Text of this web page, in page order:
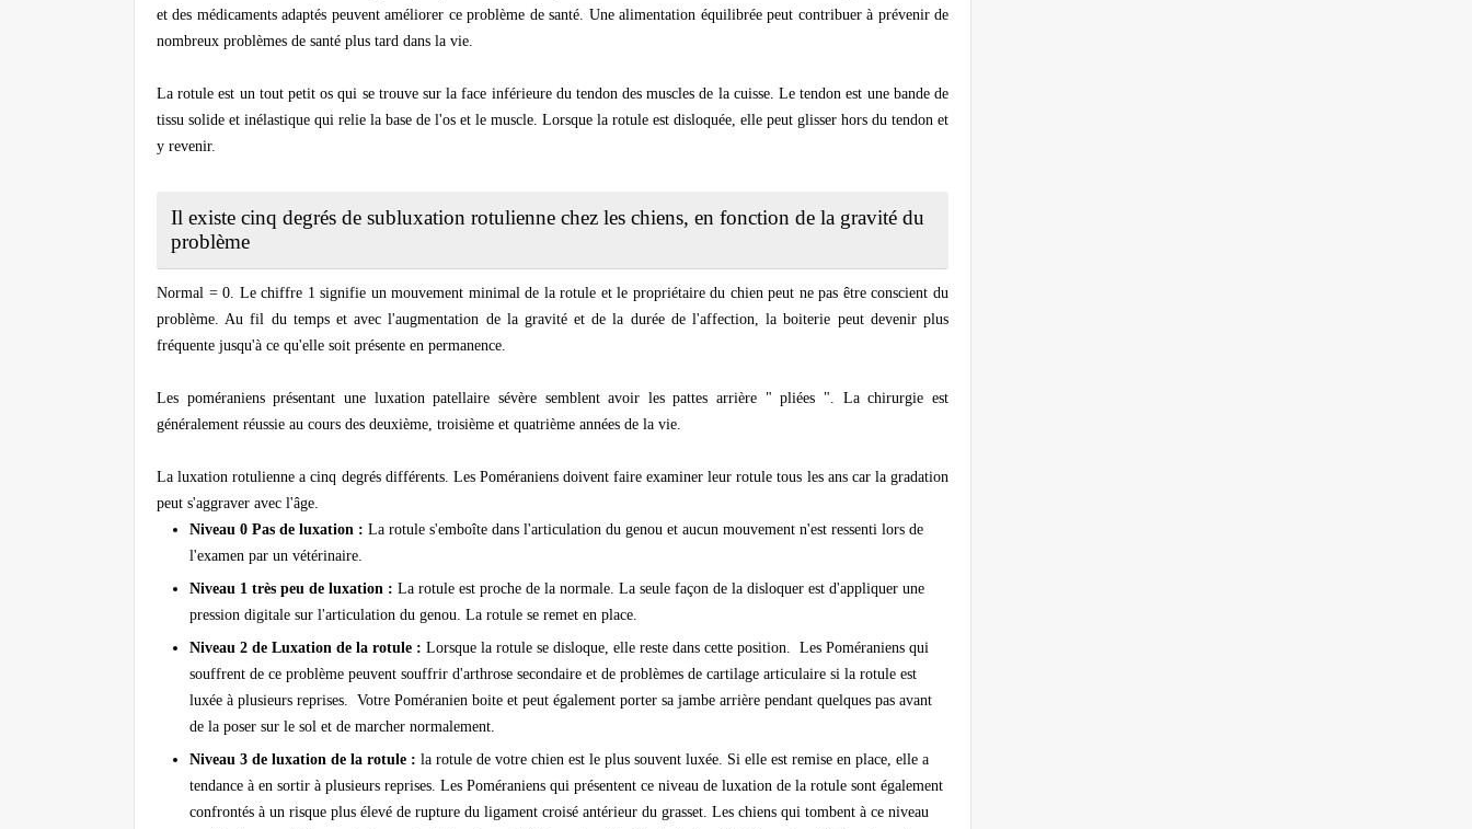
et des médicaments adaptés peuvent améliorer ce problème de santé. Une alimentation équilibrée peut contribuer à prévenir de
nombreux problèmes de santé plus tard dans la vie.
La rotule est un tout petit os qui se trouve sur la face inférieure du tendon des muscles de la cuisse. Le tendon est une bande de
tissu solide et inélastique qui relie la base de l'os et le muscle. Lorsque la rotule est disloquée, elle peut glisser hors du tendon et
y revenir.
Il existe cinq degrés de subluxation rotulienne chez les chiens, en fonction de la gravité du
problème
Normal = 0. Le chiffre 1 signifie un mouvement minimal de la rotule et le propriétaire du chien peut ne pas être conscient du
problème. Au fil du temps et avec l'augmentation de la gravité et de la durée de l'affection, la boiterie peut devenir plus
fréquente jusqu'à ce qu'elle soit présente en permanence.
Les poméraniens présentant une luxation patellaire sévère semblent avoir les pattes arrière " pliées ". La chirurgie est
généralement réussie au cours des deuxième, troisième et quatrième années de la vie.
La luxation rotulienne a cinq degrés différents. Les Poméraniens doivent faire examiner leur rotule tous les ans car la gradation
peut s'aggraver avec l'âge.
Niveau 0 Pas de luxation : La rotule s'emboîte dans l'articulation du genou et aucun mouvement n'est ressenti lors de
l'examen par un vétérinaire.
Niveau 1 très peu de luxation : La rotule est proche de la normale. La seule façon de la disloquer est d'appliquer une
pression digitale sur l'articulation du genou. La rotule se remet en place.
Niveau 2 de Luxation de la rotule : Lorsque la rotule se disloque, elle reste dans cette position. Les Poméraniens qui
souffrent de ce problème peuvent souffrir d'arthrose secondaire et de problèmes de cartilage articulaire si la rotule est
luxée à plusieurs reprises. Votre Poméranien boite et peut également porter sa jambe arrière pendant quelques pas avant
de la poser sur le sol et de marcher normalement.
Niveau 3 de luxation de la rotule : la rotule de votre chien est le plus souvent luxée. Si elle est remise en place, elle a
tendance à en sortir à plusieurs reprises. Les Poméraniens qui présentent ce niveau de luxation de la rotule sont également
confrontés à un risque plus élevé de rupture du ligament croisé antérieur du grasset. Les chiens qui tombent à ce niveau